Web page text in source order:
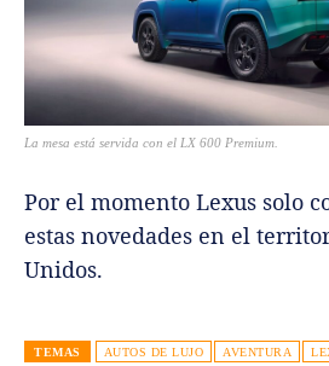
La mesa está servida con el LX 600 Premium.
Por el momento Lexus solo
estas novedades en el
Unidos.
TEMAS AUTOS DE LUJO AVENTURA